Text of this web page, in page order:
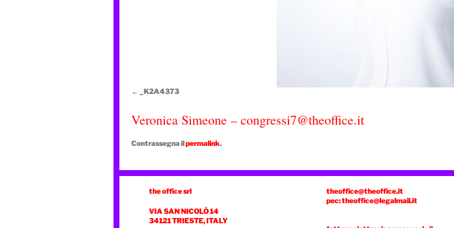
_K2A4373
Veronica Simeone – congressi7@theoffice.it
Contrassegna ilpermalink.
the office srl
VIA SAN NICOLÒ 14
34121 TRIESTE, ITALY
theoffice@theoffice.it
pec: theoffice@legalmail.it